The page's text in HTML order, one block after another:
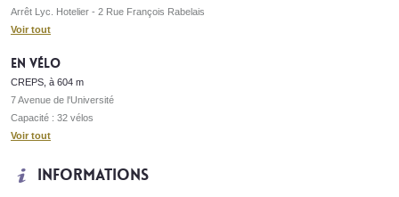
Arrêt Lyc. Hotelier - 2 Rue François Rabelais
Voir tout
En vélo
CREPS, à 604 m
7 Avenue de l'Université
Capacité : 32 vélos
Voir tout
Informations